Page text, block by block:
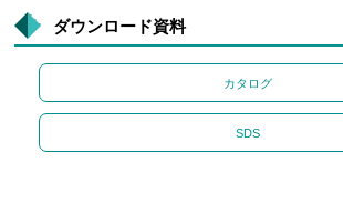
ダウンロード資料
カタログ
SDS